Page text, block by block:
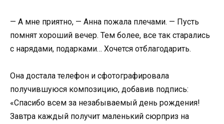
— А мне приятно, — Анна пожала плечами. — Пусть
помнят хороший вечер. Тем более, все так старались
с нарядами, подарками… Хочется отблагодарить.
Она достала телефон и сфотографировала
получившуюся композицию, добавив подпись:
«Спасибо всем за незабываемый день рождения!
Завтра каждый получит маленький сюрприз на